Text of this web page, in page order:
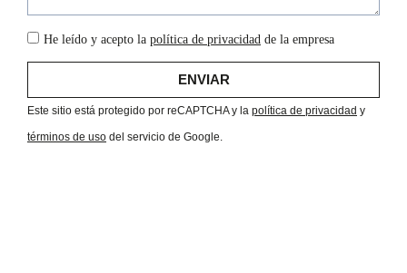
He leído y acepto la política de privacidad de la empresa
ENVIAR
Este sitio está protegido por reCAPTCHA y la política de privacidad y
términos de uso del servicio de Google.